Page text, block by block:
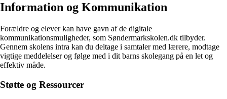
Information og Kommunikation
Forældre og elever kan have gavn af de digitale
kommunikationsmuligheder, som Søndermarkskolen.dk tilbyder.
Gennem skolens intra kan du deltage i samtaler med lærere, modtage
vigtige meddelelser og følge med i dit barns skolegang på en let og
effektiv måde.
Støtte og Ressourcer